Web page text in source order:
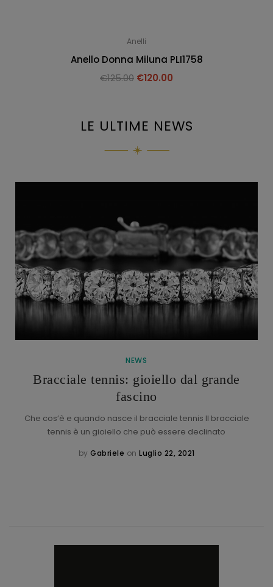
Anelli
Anello Donna Miluna PLI1758
€125.00 €120.00
LE ULTIME NEWS
NEWS
Bracciale tennis: gioiello dal grande
fascino
Che cos’è e quando nasce il bracciale tennis Il bracciale
tennis è un gioiello che può essere declinato
by Gabriele on Luglio 22, 2021